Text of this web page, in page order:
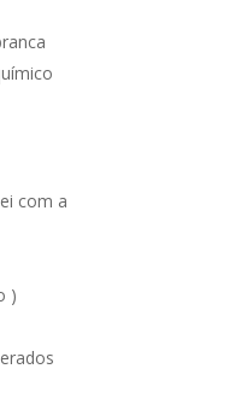
com a
)